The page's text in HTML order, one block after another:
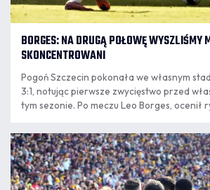
BORGES: NA DRUGĄ POŁOWĘ WYSZLIŚMY
SKONCENTROWANI
Pogoń Szczecin pokonała we własnym
3:1, notując pierwsze zwycięstwo przed
tym sezonie. Po meczu Leo Borges, ocenił
meczu z Jagiellonią oraz zapewnił, że
zadowalający. Notował Dominik
08.08
22:39